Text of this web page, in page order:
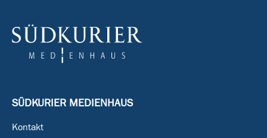
SÜDKURIER MEDIENHAUS
Kontakt